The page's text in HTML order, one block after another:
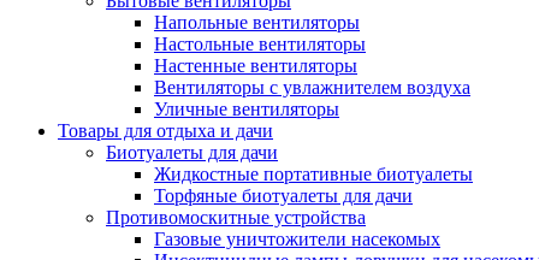
Напольные вентиляторы
Настольные вентиляторы
Настенные вентиляторы
Вентиляторы с увлажнителем воздуха
Уличные вентиляторы
Товары для отдыха и дачи
Биотуалеты для дачи
Жидкостные портативные биотуалеты
Торфяные биотуалеты для дачи
Противомоскитные устройства
Газовые уничтожители насекомых